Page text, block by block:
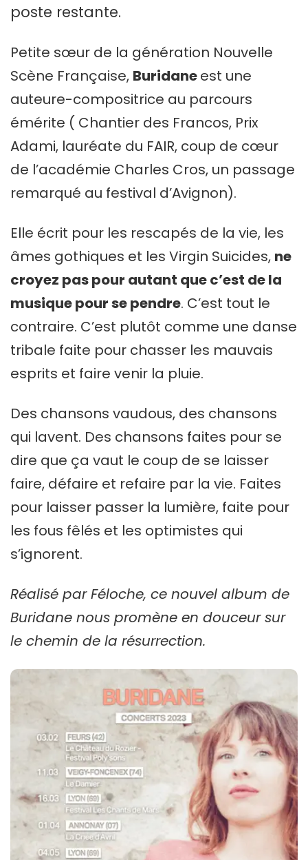
poste restante.
Petite sœur de la génération Nouvelle
Scène Française, Buridaneest une
auteure-compositrice au parcours
émérite ( Chantier des Francos, Prix
Adami, lauréate du FAIR, coup de cœur
de l’académie Charles Cros, un passage
remarqué au festival d’Avignon).
Elle écrit pour les rescapés de la vie, les
âmes gothiques et les Virgin Suicides, ne
croyez pas pour autant que c’est de la
musique pour se pendre. C’est tout le
contraire. C’est plutôt comme une danse
tribale faite pour chasser les mauvais
esprits et faire venir la pluie.
Des chansons vaudous, des chansons
qui lavent. Des chansons faites pour se
dire que ça vaut le coup de se laisser
faire, défaire et refaire par la vie. Faites
pour laisser passer la lumière, faite pour
les fous fêlés et les optimistes qui
s’ignorent.
Réalisé par Féloche, ce nouvel album de
Buridane nous promène en douceur sur
le chemin de la résurrection.